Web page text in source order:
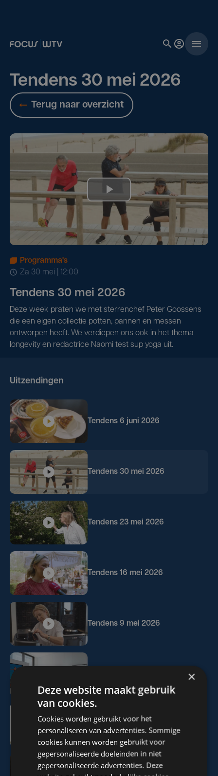
Tendens 30 mei 2026
Terug naar overzicht
Programma's
za 30 mei | 12:00
Tendens 30 mei 2026
Deze week praten we met sterrenchef Peter Goossens
die een eigen collectie potten, pannen en messen
ontworpen heeft. We verdiepen ons ook in het thema
longevity en redactrice Naomi test sup yoga uit.
Uitzendingen
Tendens 6 juni 2026
Tendens 30 mei 2026
Tendens 23 mei 2026
Tendens 16 mei 2026
Tendens 9 mei 2026
Tendens 25 april 2026
×
Deze website maakt gebruik
van cookies.
Cookies worden gebruikt voor het
personaliseren van advertenties. Sommige
cookies kunnen worden gebruikt voor
gepersonaliseerde doeleinden in niet
gepersonaliseerde advertenties. Deze